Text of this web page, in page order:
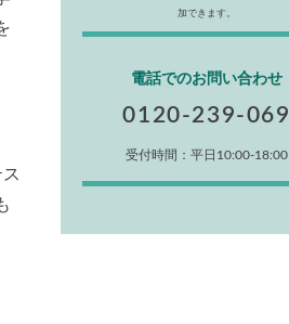
加できます。
電話でのお問い合わせ
0120-239-069
受付時間：平日10:00-18:00